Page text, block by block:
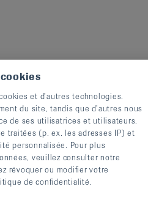
et d’autres technologies.
du site, tandis que d’autres nous
de ses utilisatrices et utilisateurs.
traitées (p. ex. les adresses IP) et
personnalisée. Pour plus
veuillez consulter notre
révoquer ou modifier votre
de confidentialité.